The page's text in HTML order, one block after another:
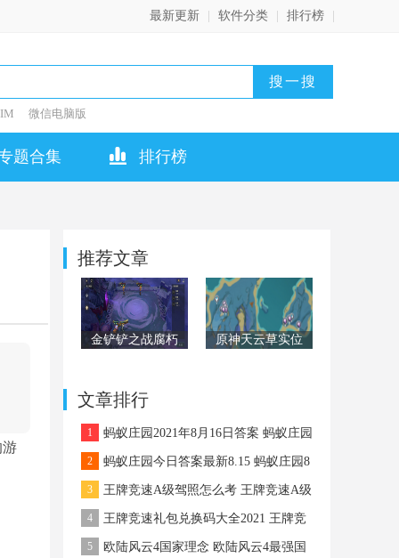
最新更新 软件分类 排行榜
微信电脑版
题合集 排行榜
游
推荐文章
金铲铲之战腐朽
二关阵容通关攻
略
原神天云草实位
文章排行
1 蚂蚁庄园2021年8月16日答案 蚂蚁庄园
8月16日答案最新
2 蚂蚁庄园今日答案最新8.15 蚂蚁庄园8
月15日答案最新
3 王牌竞速A级驾照怎么考 王牌竞速A级
驾照怎么考
4 王牌竞速礼包兑换码大全2021 王牌竞
速礼包码
5 欧陆风云4国家理念 欧陆风云4最强国